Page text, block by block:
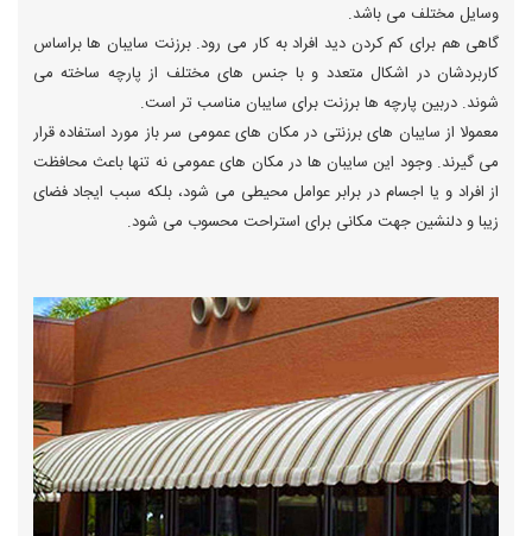
وسایل مختلف می باشد.
گاهی هم برای کم کردن دید افراد به کار می رود. برزنت سایبان ها براساس
کاربردشان در اشکال متعدد و با جنس های مختلف از پارچه ساخته می
شوند. دربین پارچه ها برزنت برای سایبان مناسب تر است.
معمولا از سایبان های برزنتی در مکان های عمومی سر باز مورد استفاده قرار
می گیرند. وجود این سایبان ها در مکان های عمومی نه تنها باعث محافظت
از افراد و یا اجسام در برابر عوامل محیطی می شود، بلکه سبب ایجاد فضای
زیبا و دلنشین جهت مکانی برای استراحت محسوب می شود.